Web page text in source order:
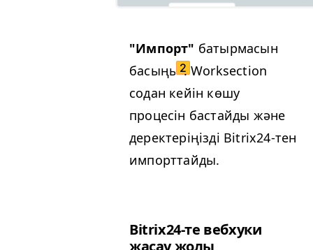
"Импорт" батырмасын
басыңыз. Worksection
содан кейін көшу
процесін бастайды және
деректеріңізді Bitrix24-тен
импорттайды.
Bitrix24-те вебхуки
жасау жолы